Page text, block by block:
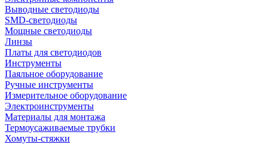
Выводные светодиоды
SMD-светодиоды
Мощные светодиоды
Линзы
Платы для светодиодов
Инструменты
Паяльное оборудование
Ручные инструменты
Измерительное оборудование
Электроинструменты
Материалы для монтажа
Термоусаживаемые трубки
Хомуты-стяжки